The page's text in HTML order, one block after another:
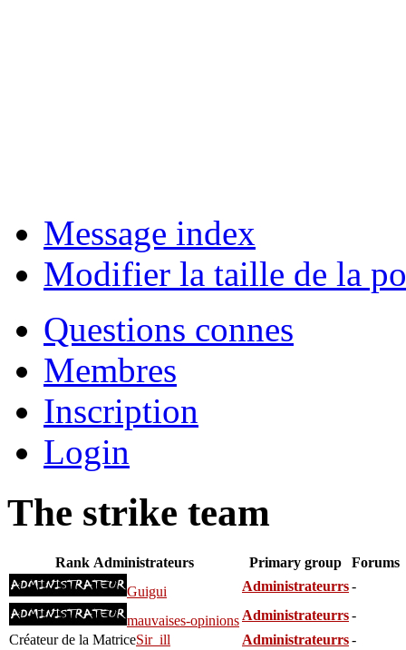
Message index
Modifier la taille de la
Questions connes
Membres
Inscription
Login
The strike team
Rank Administrateurs Primary group
Forums
Guigui
Administrateurrs-
mauvaises-opinions Administrateurrs-
Créateur de la MatriceSir_ill Administrateurrs-